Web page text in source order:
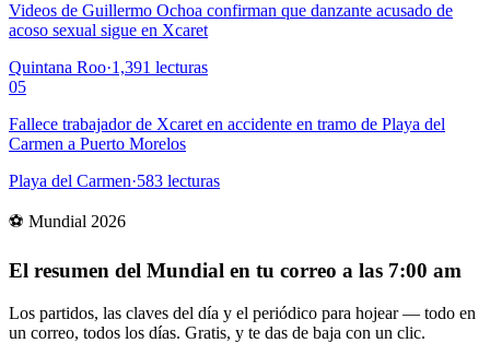
Videos de Guillermo Ochoa confirman que danzante acusado de
acoso sexual sigue en Xcaret
Quintana Roo·1,391 lecturas
05
Fallece trabajador de Xcaret en accidente en tramo de Playa del
Carmen a Puerto Morelos
Playa del Carmen·583 lecturas
⚽ Mundial 2026
El resumen del Mundial en tu correo a las 7:00 am
Los partidos, las claves del día y el periódico para hojear — todo en
un correo, todos los días. Gratis, y te das de baja con un clic.